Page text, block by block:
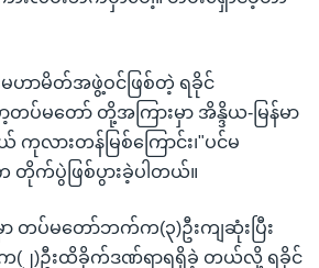
မဟာမိတ်အဖွဲ့ဝင်ဖြစ်တဲ့ ရခိုင်
တပ်မတော် တို့အကြားမှာ အိန္ဒိယ-မြန်မာ
လားတန်မြစ်ကြောင်း၊"ပင်မ
က တိုက်ပွဲဖြစ်ပွားခဲ့ပါတယ်။
တပ်မတော်ဘက်က(၃)ဦးကျဆုံးပြီး
(၂)ဦးထိခိုက်ဒဏ်ရာရရှိခဲ့ တယ်လို့ ရခိုင်